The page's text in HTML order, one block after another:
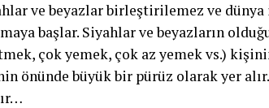
ve beyazlar birleştirilemez ve
başlar. Siyahlar ve beyazların
çok yemek, çok az yemek vs.)
önünde büyük bir pürüz olarak yer